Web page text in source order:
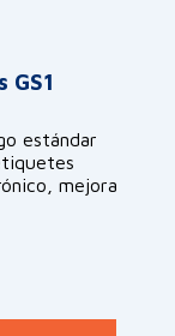
estándar
mejora